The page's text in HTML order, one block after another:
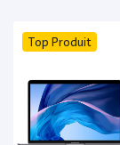
Top Produit